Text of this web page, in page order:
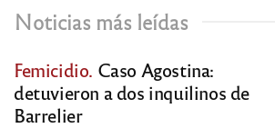
Noticias más leídas
Femicidio. Caso Agostina:
detuvieron a dos inquilinos de
Barrelier